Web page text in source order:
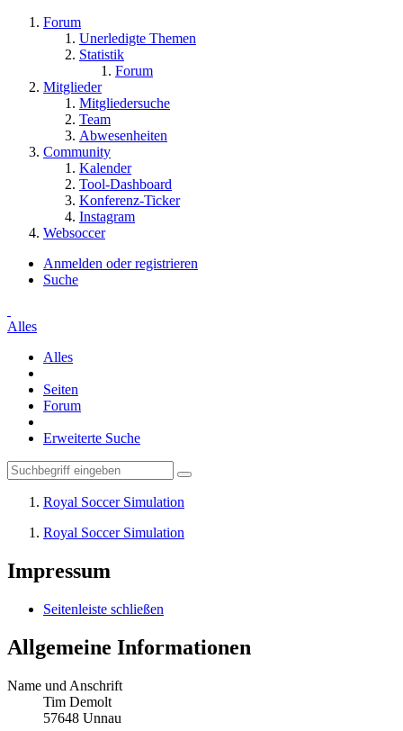
Forum
Unerledigte Themen
Statistik
Forum
Mitglieder
Mitgliedersuche
Team
Abwesenheiten
Community
Kalender
Tool-Dashboard
Konferenz-Ticker
Instagram
Websoccer
Anmelden oder registrieren
Suche
Alles
Alles
Seiten
Forum
Erweiterte Suche
Royal Soccer Simulation
Royal Soccer Simulation
Impressum
Seitenleiste schließen
Allgemeine Informationen
Name und Anschrift
Tim Demolt
57648 Unnau